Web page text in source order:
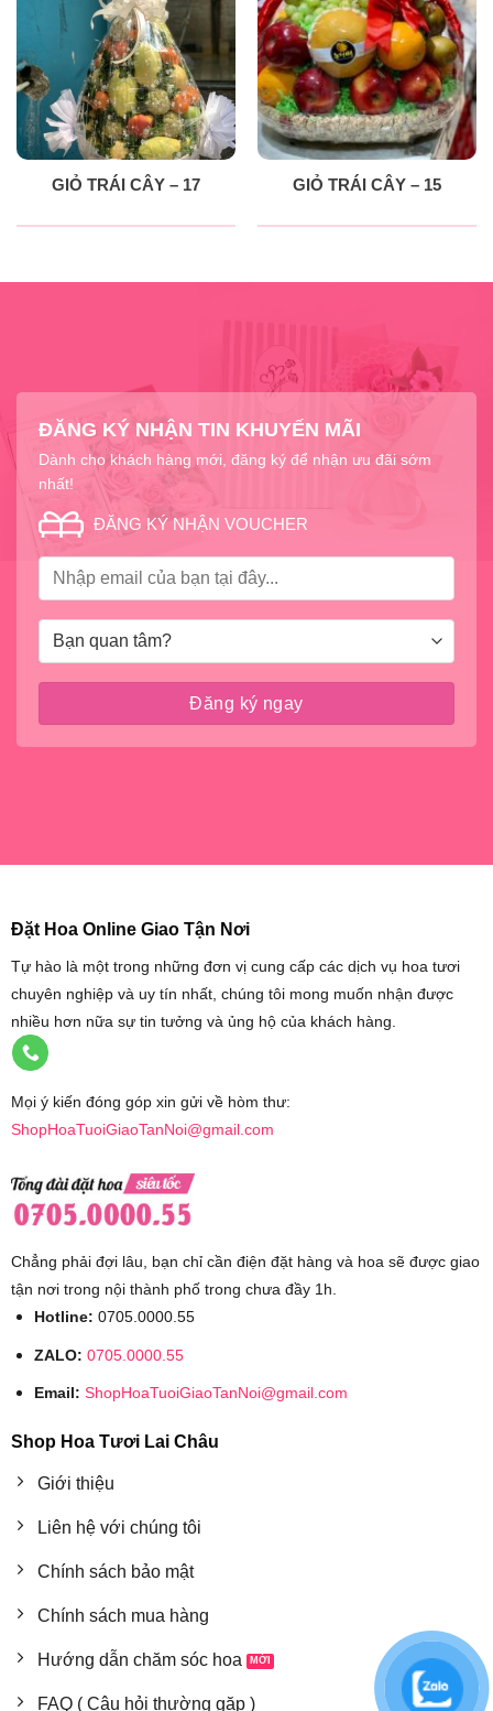
GIỎ TRÁI CÂY – 17 GIỎ TRÁI CÂY – 15
ĐĂNG KÝ NHẬN TIN KHUYẾN MÃI
Dành cho khách hàng mới, đăng ký để nhận ưu đãi sớm
nhất!
ĐĂNG KÝ NHẬN VOUCHER
Đặt Hoa Online Giao Tận Nơi
Tự hào là một trong những đơn vị cung cấp các dịch vụ hoa tươi
chuyên nghiệp và uy tín nhất, chúng tôi mong muốn nhận được
nhiều hơn nữa sự tin tưởng và ủng hộ của khách hàng.
Mọi ý kiến đóng góp xin gửi về hòm thư:
ShopHoaTuoiGiaoTanNoi@gmail.com
Chẳng phải đợi lâu, bạn chỉ cần điện đặt hàng và hoa sẽ được giao
tận nơi trong nội thành phố trong chưa đầy 1h.
Hotline: 0705.0000.55
ZALO: 0705.0000.55
Email: ShopHoaTuoiGiaoTanNoi@gmail.com
Shop Hoa Tươi Lai Châu
Giới thiệu
Liên hệ với chúng tôi
Chính sách bảo mật
Chính sách mua hàng
Hướng dẫn chăm sóc hoa
FAQ ( Câu hỏi thường gặp )